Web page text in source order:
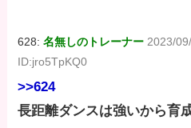
628:名無しのトレーナー 2023/
ID:jro5TpKQ0
>>624
長距離ダンスは強いから育